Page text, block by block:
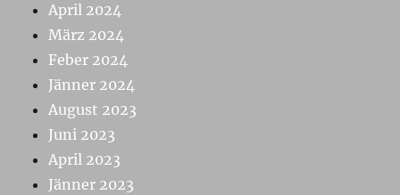
April 2024
März 2024
Feber 2024
Jänner 2024
August 2023
Juni 2023
April 2023
Jänner 2023